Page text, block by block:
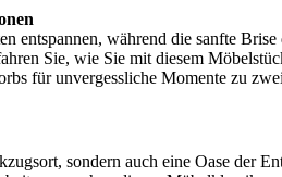
entspannen, während die sanfte
Sie, wie Sie mit diesem
für unvergessliche Momente zu
sondern auch eine Oase der